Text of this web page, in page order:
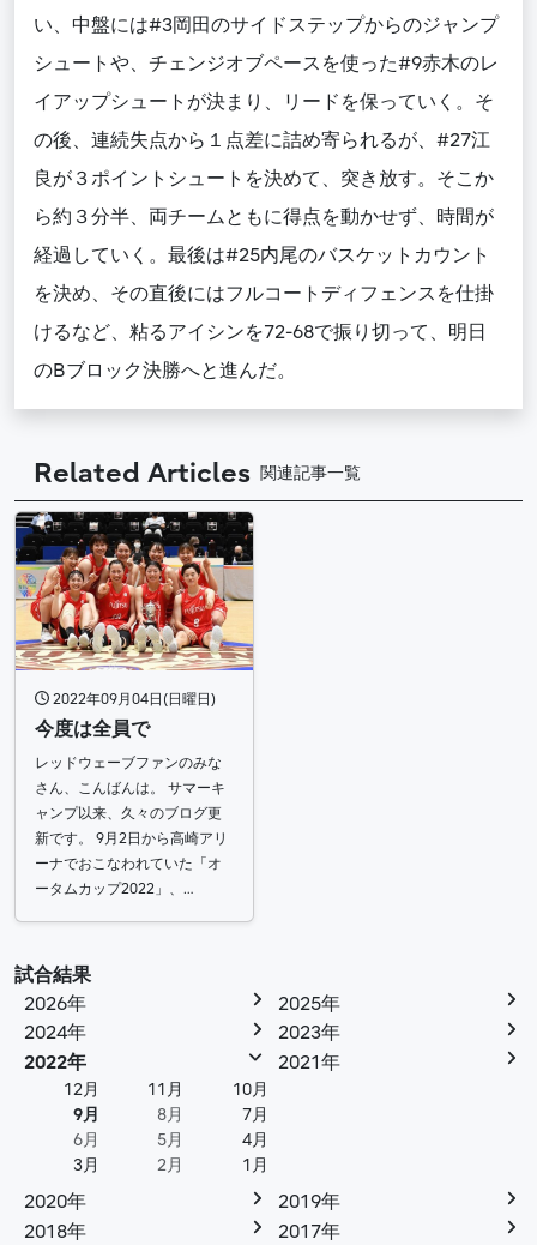
い、中盤には#3岡田のサイドステップからのジャンプ
シュートや、チェンジオブペースを使った#9赤木のレ
イアップシュートが決まり、リードを保っていく。そ
の後、連続失点から１点差に詰め寄られるが、#27江
良が３ポイントシュートを決めて、突き放す。そこか
ら約３分半、両チームともに得点を動かせず、時間が
経過していく。最後は#25内尾のバスケットカウント
を決め、その直後にはフルコートディフェンスを仕掛
けるなど、粘るアイシンを72-68で振り切って、明日
のBブロック決勝へと進んだ。
Related Articles 関連記事一覧
2022年09月04日(日曜日)
今度は全員で
レッドウェーブファンのみな
さん、こんばんは。 サマーキ
ャンプ以来、久々のブログ更
新です。 9月2日から高崎アリ
ーナでおこなわれていた「オ
ータムカップ2022」、…
試合結果
2026年
2025年
2024年
2023年
2022年
12月 11月
10月
9月
8月
7月
6月
5月
4月
3月
2月 1月
2021年
2020年
2019年
2018年
2017年